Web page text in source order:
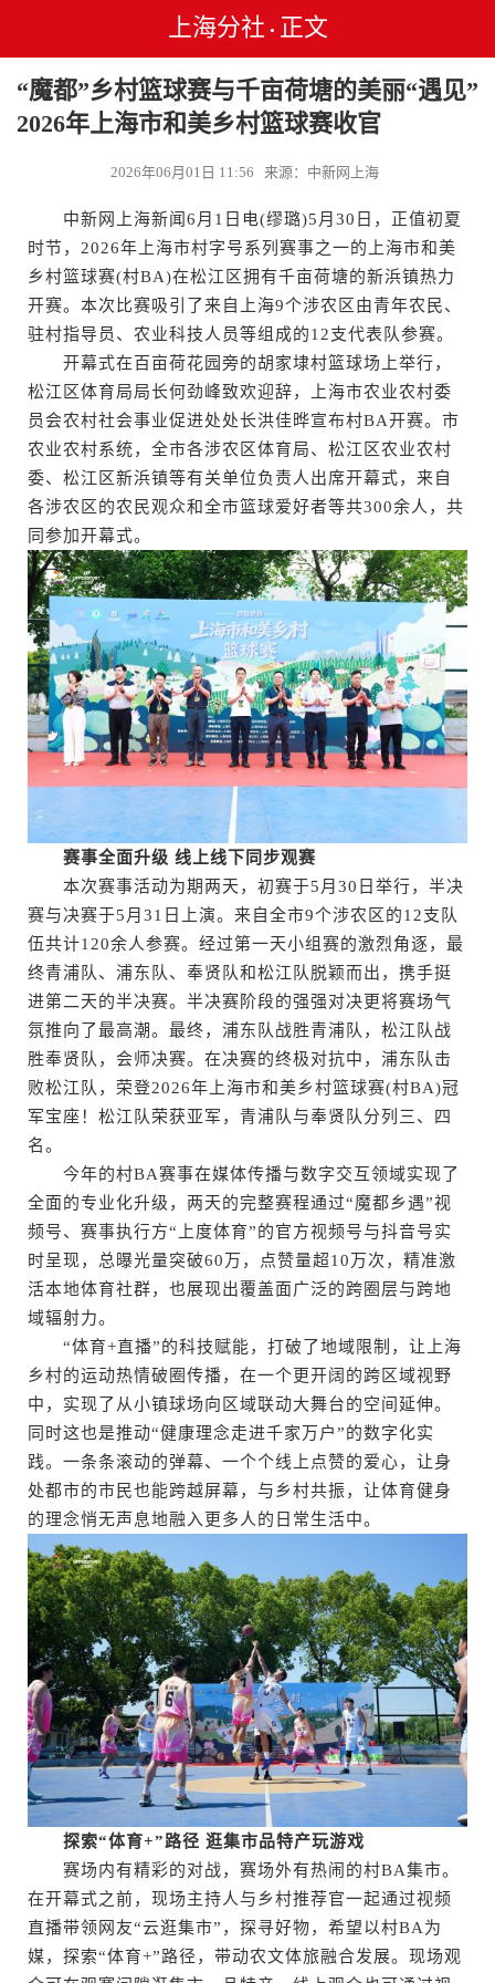
上海分社 • 正文
“魔都”乡村篮球赛与千亩荷塘的美丽“遇见”
2026年上海市和美乡村篮球赛收官
2026年06月01日 11:56 来源：中新网上海
中新网上海新闻6月1日电(缪璐)5月30日，正值初夏
时节，2026年上海市村字号系列赛事之一的上海市和美
乡村篮球赛(村BA)在松江区拥有千亩荷塘的新浜镇热力
开赛。本次比赛吸引了来自上海9个涉农区由青年农民、
驻村指导员、农业科技人员等组成的12支代表队参赛。
开幕式在百亩荷花园旁的胡家埭村篮球场上举行，
松江区体育局局长何劲峰致欢迎辞，上海市农业农村委
员会农村社会事业促进处处长洪佳晔宣布村BA开赛。市
农业农村系统，全市各涉农区体育局、松江区农业农村
委、松江区新浜镇等有关单位负责人出席开幕式，来自
各涉农区的农民观众和全市篮球爱好者等共300余人，共
同参加开幕式。
赛事全面升级 线上线下同步观赛
本次赛事活动为期两天，初赛于5月30日举行，半决
赛与决赛于5月31日上演。来自全市9个涉农区的12支队
伍共计120余人参赛。经过第一天小组赛的激烈角逐，最
终青浦队、浦东队、奉贤队和松江队脱颖而出，携手挺
进第二天的半决赛。半决赛阶段的强强对决更将赛场气
氛推向了最高潮。最终，浦东队战胜青浦队，松江队战
胜奉贤队，会师决赛。在决赛的终极对抗中，浦东队击
败松江队，荣登2026年上海市和美乡村篮球赛(村BA)冠
军宝座！松江队荣获亚军，青浦队与奉贤队分列三、四
名。
今年的村BA赛事在媒体传播与数字交互领域实现了
全面的专业化升级，两天的完整赛程通过“魔都乡遇”视
频号、赛事执行方“上度体育”的官方视频号与抖音号实
时呈现，总曝光量突破60万，点赞量超10万次，精准激
活本地体育社群，也展现出覆盖面广泛的跨圈层与跨地
域辐射力。
“体育+直播”的科技赋能，打破了地域限制，让上海
乡村的运动热情破圈传播，在一个更开阔的跨区域视野
中，实现了从小镇球场向区域联动大舞台的空间延伸。
同时这也是推动“健康理念走进千家万户”的数字化实
践。一条条滚动的弹幕、一个个线上点赞的爱心，让身
处都市的市民也能跨越屏幕，与乡村共振，让体育健身
的理念悄无声息地融入更多人的日常生活中。
探索“体育+”路径 逛集市品特产玩游戏
赛场内有精彩的对战，赛场外有热闹的村BA集市。
在开幕式之前，现场主持人与乡村推荐官一起通过视频
直播带领网友“云逛集市”，探寻好物，希望以村BA为
媒，探索“体育+”路径，带动农文体旅融合发展。现场观